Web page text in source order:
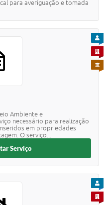
para averiguação e tomada
Ambiente e
necessário para realização
em propriedades
O serviço...
PARA
PARA
Serviço
PARA